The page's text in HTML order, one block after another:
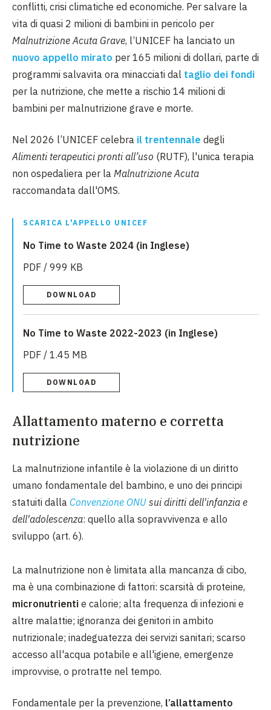
conflitti, crisi climatiche ed economiche. Per salvare la
vita di quasi 2 milioni di bambini in pericolo per
Malnutrizione Acuta Grave, l’UNICEF ha lanciato un
nuovo appello mirato per 165 milioni di dollari, parte di
programmi salvavita ora minacciati dal taglio dei fondi
per la nutrizione, che mette a rischio 14 milioni di
bambini per malnutrizione grave e morte.
Nel 2026 l’UNICEF celebra il trentennale degli
Alimenti terapeutici pronti all’uso (RUTF), l'unica terapia
non ospedaliera per la Malnutrizione Acuta
raccomandata dall'OMS.
SCARICA L'APPELLO UNICEF
No Time to Waste 2024 (in Inglese)
PDF / 999 KB
DOWNLOAD
No Time to Waste 2022-2023 (in Inglese)
PDF / 1.45 MB
DOWNLOAD
Allattamento materno e corretta
nutrizione
La malnutrizione infantile è la violazione di un diritto
umano fondamentale del bambino, e uno dei principi
statuiti dalla Convenzione ONU sui diritti dell'infanzia e
dell'adolescenza: quello alla sopravvivenza e allo
sviluppo (art. 6).
La malnutrizione non è limitata alla mancanza di cibo,
ma è una combinazione di fattori: scarsità di proteine,
micronutrienti e calorie; alta frequenza di infezioni e
altre malattie; ignoranza dei genitori in ambito
nutrizionale; inadeguatezza dei servizi sanitari; scarso
accesso all'acqua potabile e all'igiene, emergenze
improvvise, o protratte nel tempo.
Fondamentale per la prevenzione, l’allattamento